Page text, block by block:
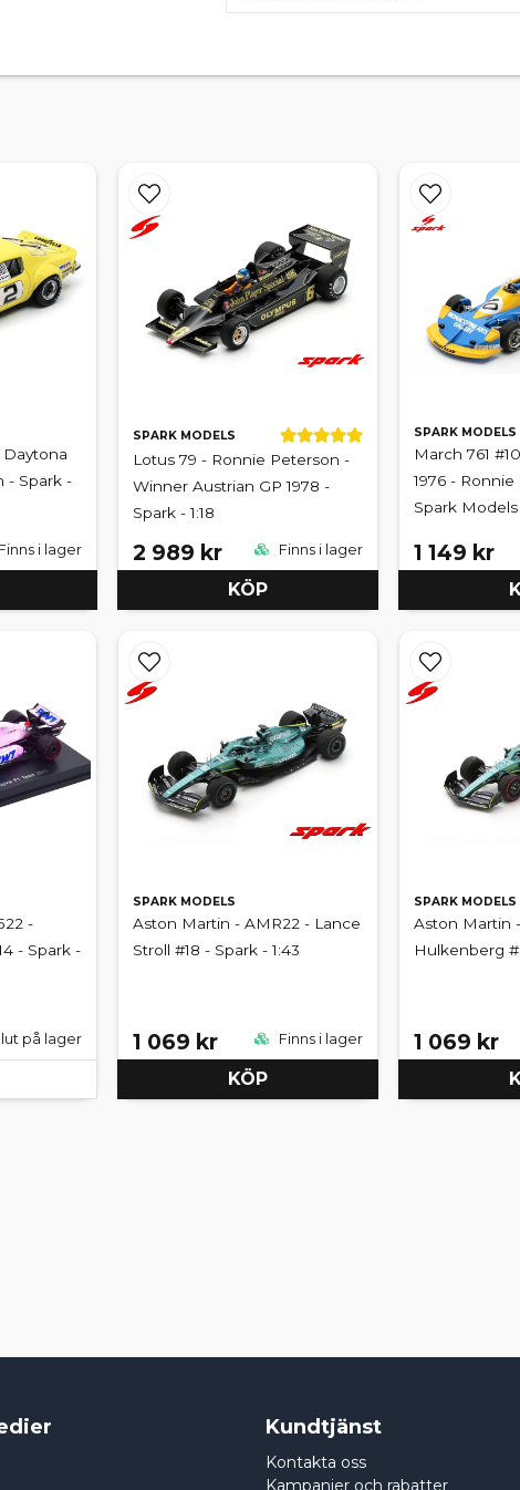
Daytona
- Spark -
Finns i lager
SPARK MODELS
Lotus 79 - Ronnie Peterson -
Winner Austrian GP 1978 -
Spark - 1:18
2 989 kr Finns i lager
KÖP
SPARK MODELS
March 761
1976 -
Spark Models
1 149 kr
-
- Spark -
på lager
SPARK MODELS
Aston Martin - AMR22 - Lance
Stroll #18 - Spark - 1:43
1 069 kr Finns i lager
KÖP
SPARK MODELS
Aston Martin
Hulkenberg
1 069 kr
Kundtjänst
Kontakta oss
Kampanjer och rabatter